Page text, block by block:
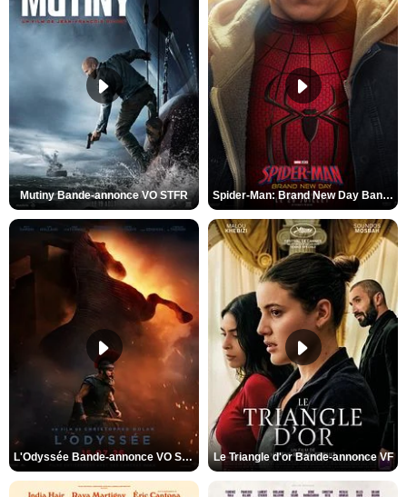
Mutiny Bande-annonce VO STFR Spider-Man: Brand New Day Bande-annonce VO STFR
L'Odyssée Bande-annonce VO STFR Le Triangle d'or Bande-annonce VF